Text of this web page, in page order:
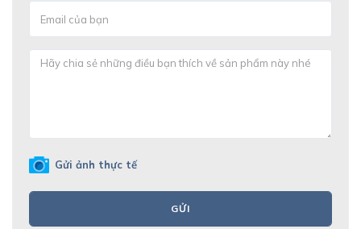
Gửi ảnh thực tế
GỬI